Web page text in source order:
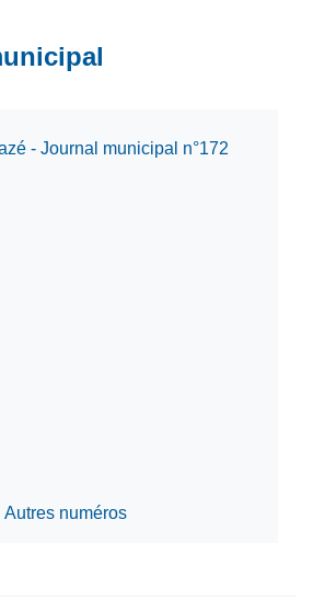
- Journal municipal n°172
Autres numéros